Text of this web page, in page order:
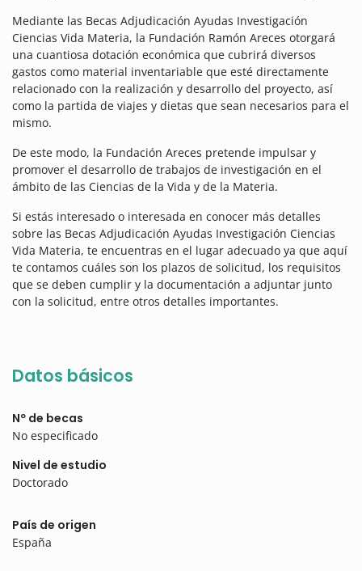
Mediante las Becas Adjudicación Ayudas Investigación
Ciencias Vida Materia, la Fundación Ramón Areces otorgará
una cuantiosa dotación económica que cubrirá diversos
gastos como material inventariable que esté directamente
relacionado con la realización y desarrollo del proyecto, así
como la partida de viajes y dietas que sean necesarios para el
mismo.
De este modo, la Fundación Areces pretende impulsar y
promover el desarrollo de trabajos de investigación en el
ámbito de las Ciencias de la Vida y de la Materia.
Si estás interesado o interesada en conocer más detalles
sobre las Becas Adjudicación Ayudas Investigación Ciencias
Vida Materia, te encuentras en el lugar adecuado ya que aquí
te contamos cuáles son los plazos de solicitud, los requisitos
que se deben cumplir y la documentación a adjuntar junto
con la solicitud, entre otros detalles importantes.
Datos básicos
Nº de becas
No especificado
Nivel de estudio
Doctorado
País de origen
España